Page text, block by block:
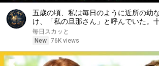
五歳の頃、私は毎日のように近所の幼
け、「私の旦那さん」と呼んでいた。
面接で社長室へ入ると、彼は私を見て
よ、まだ僕を覚えているか？」――
毎日スカッと
New 76K views